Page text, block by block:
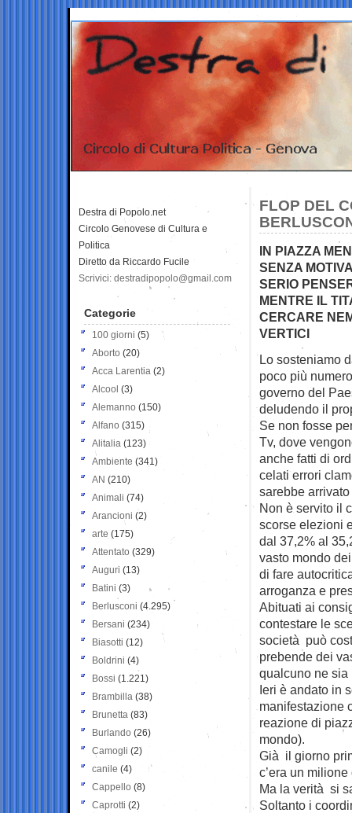
FLOP DEL
IN PIAZZA
SENZA
SERIO
MENTRE IL
CERCARE
VERTICI
Lo sosteniamo
poco più
governo del
deludendo il
Se non fosse
Tv, dove
anche fatti di
celati errori
sarebbe
Non è servito il
scorse elezioni
dal 37,2% al
vasto mondo
di fare
arroganza e
Abituati ai
contestare le
società può
prebende dei
qualcuno ne sia
Ieri è andato in
manifestazione
reazione di
mondo).
Già il giorno
c’era un milione
Ma la verità si
Soltanto i
Destra di Popolo.net
Circolo Genovese di Cultura e
Politica
Diretto da Riccardo Fucile
Scrivici: destradipopolo@gmail.com
Categorie
100 giorni (5)
Aborto (20)
Acca Larentia (2)
Alcool (3)
Alemanno (150)
Alfano (315)
Alitalia (123)
Ambiente (341)
AN (210)
Animali (74)
Arancioni (2)
arte (175)
Attentato (329)
Auguri (13)
Batini (3)
Berlusconi (4.295)
Bersani (234)
Biasotti (12)
Boldrini (4)
Bossi (1.221)
Brambilla (38)
Brunetta (83)
Burlando (26)
Camogli (2)
canile (4)
Cappello (8)
Caprotti (2)